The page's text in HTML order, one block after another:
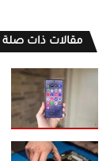
مقالات ذات صلة